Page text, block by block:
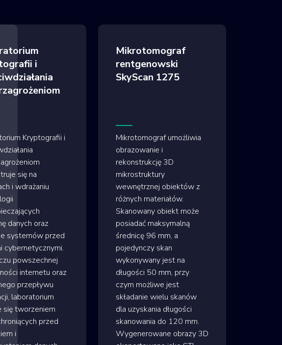
i
Kryptografii i
się na
i wdrażaniu
danych oraz
systemów przed
cybernetycznymi.
powszechnej
internetu oraz
przepływu
laboratorium
się tworzeniem
przed
i
Mikrotomograf
rentgenowski
SkyScan 1275
Mikrotomograf umożliwia
obrazowanie i
rekonstrukcję 3D
mikrostruktury
wewnętrznej obiektów z
różnych materiałów.
Skanowany obiekt może
posiadać maksymalną
średnicę 96 mm, a
pojedynczy skan
wykonywany jest na
długości 50 mm, przy
czym możliwe jest
składanie wielu skanów
dla uzyskania długości
skanowania do 120 mm.
Wygenerowane obrazy 3D